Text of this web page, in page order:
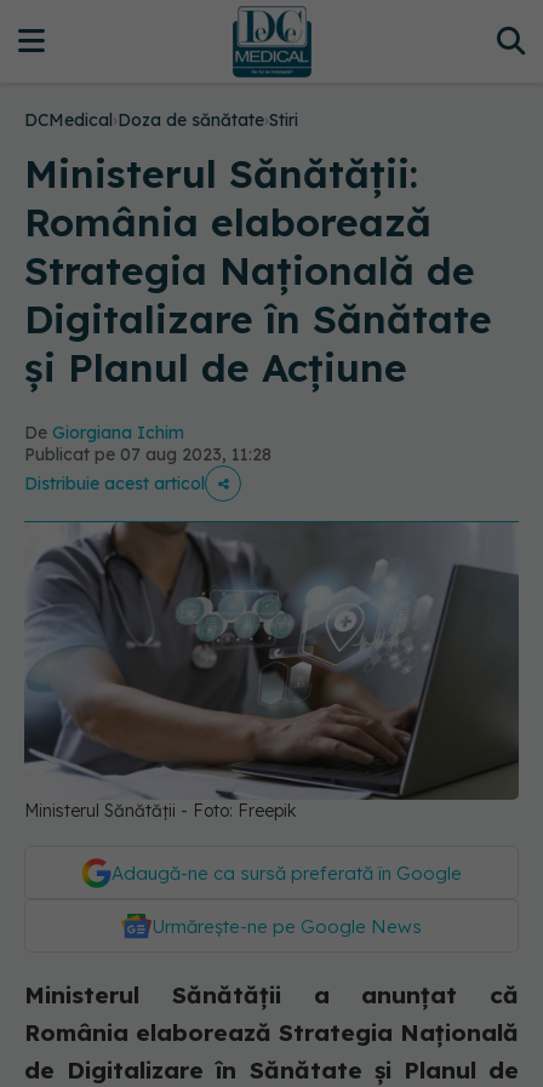
DCMedical›Doza de sănătate›Stiri
Ministerul Sănătății:
România elaborează
Strategia Naţională de
Digitalizare în Sănătate
şi Planul de Acţiune
De Giorgiana Ichim
Publicat pe 07 aug 2023, 11:28
Distribuie acest articol
Ministerul Sănătății - Foto: Freepik
Adaugă-ne ca sursă preferată în Google
Urmărește-ne pe Google News
Ministerul Sănătății a anunțat că
România elaborează Strategia Naţională
de Digitalizare în Sănătate şi Planul de